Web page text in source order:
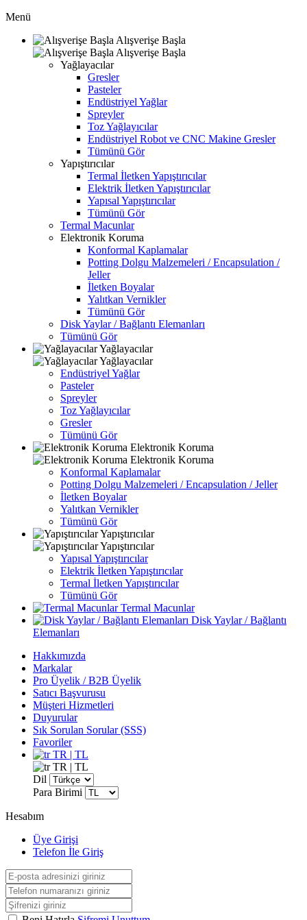
Menü
Alışverişe Başla
Alışverişe Başla
Yağlayacılar
Gresler
Pasteler
Endüstriyel Yağlar
Spreyler
Toz Yağlayıcılar
Endüstriyel Robot ve CNC Makine Gresler
Tümünü Gör
Yapıştırıcılar
Termal İletken Yapıştırıcılar
Elektrik İletken Yapıştırıcılar
Yapısal Yapıştırıcılar
Tümünü Gör
Termal Macunlar
Elektronik Koruma
Konformal Kaplamalar
Potting Dolgu Malzemeleri / Encapsulation /
Jeller
İletken Boyalar
Yalıtkan Vernikler
Tümünü Gör
Disk Yaylar / Bağlantı Elemanları
Tümünü Gör
Yağlayacılar
Yağlayacılar
Endüstriyel Yağlar
Pasteler
Spreyler
Toz Yağlayıcılar
Gresler
Tümünü Gör
Elektronik Koruma
Elektronik Koruma
Konformal Kaplamalar
Potting Dolgu Malzemeleri / Encapsulation / Jeller
İletken Boyalar
Yalıtkan Vernikler
Tümünü Gör
Yapıştırıcılar
Yapıştırıcılar
Yapısal Yapıştırıcılar
Elektrik İletken Yapıştırıcılar
Termal İletken Yapıştırıcılar
Tümünü Gör
Termal Macunlar
Disk Yaylar / Bağlantı
Elemanları
Hakkımızda
Markalar
Pro Üyelik / B2B Üyelik
Satıcı Başvurusu
Müşteri Hizmetleri
Duyurular
Sık Sorulan Sorular (SSS)
Favoriler
TR | TL
TR | TL
Dil
Para Birimi
Hesabım
Üye Girişi
Telefon İle Giriş